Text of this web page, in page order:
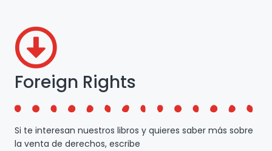
Foreign Rights
Si te interesan nuestros libros y quieres saber más sobre
la venta de derechos, escribe